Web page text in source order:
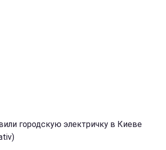
городскую электричку в Киеве